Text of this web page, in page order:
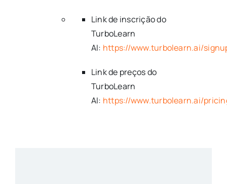
Link de inscrição do
TurboLearn
AI: https://www.turbolearn.ai/
Link de preços do
TurboLearn
AI: https://www.turbolearn.ai/